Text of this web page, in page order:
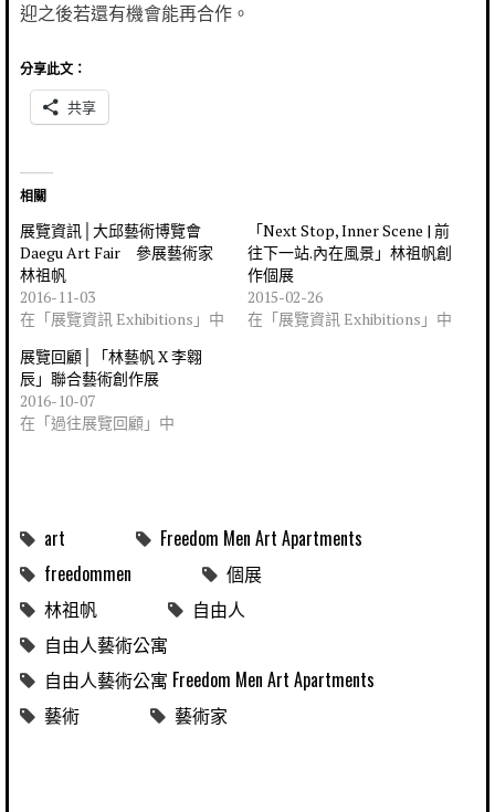
迎之後若還有機會能再合作。
分享此文：
共享
相關
展覽資訊│大邱藝術博覽會
Daegu Art Fair 參展藝術家
林祖帆
2016-11-03
在「展覽資訊 Exhibitions」中
「Next Stop, Inner Scene | 前
往下一站.內在風景」林祖帆創
作個展
2015-02-26
在「展覽資訊 Exhibitions」中
展覽回顧│「林藝帆 X 李翱
辰」聯合藝術創作展
2016-10-07
在「過往展覽回顧」中
art
Freedom Men Art Apartments
freedommen
個展
林祖帆
自由人
自由人藝術公寓
自由人藝術公寓 Freedom Men Art Apartments
藝術
藝術家